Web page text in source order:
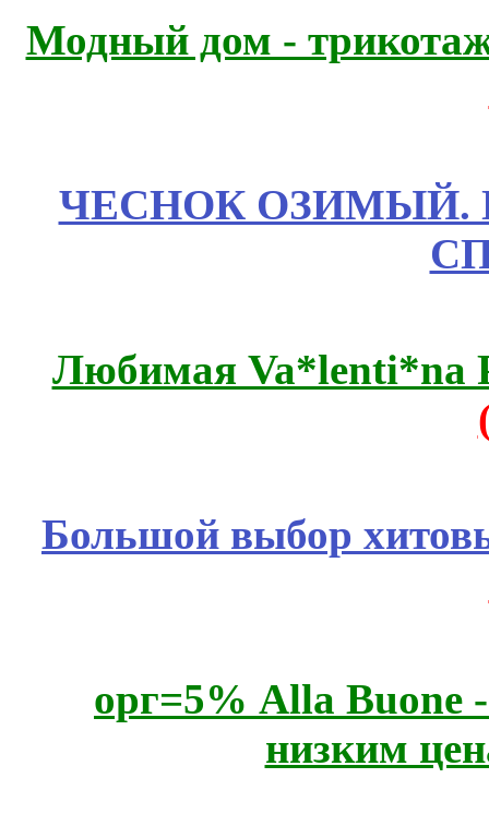
Модный дом -
ЧЕСНОК ОЗИМЫЙ.
Любимая Va*lenti*na
Большой выбор
орг=5% Alla Buone
низким